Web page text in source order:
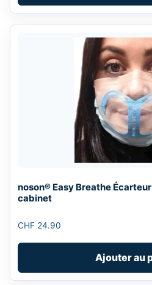
noson® Easy Breathe
cabinet
CHF 24.90
Ajouter au